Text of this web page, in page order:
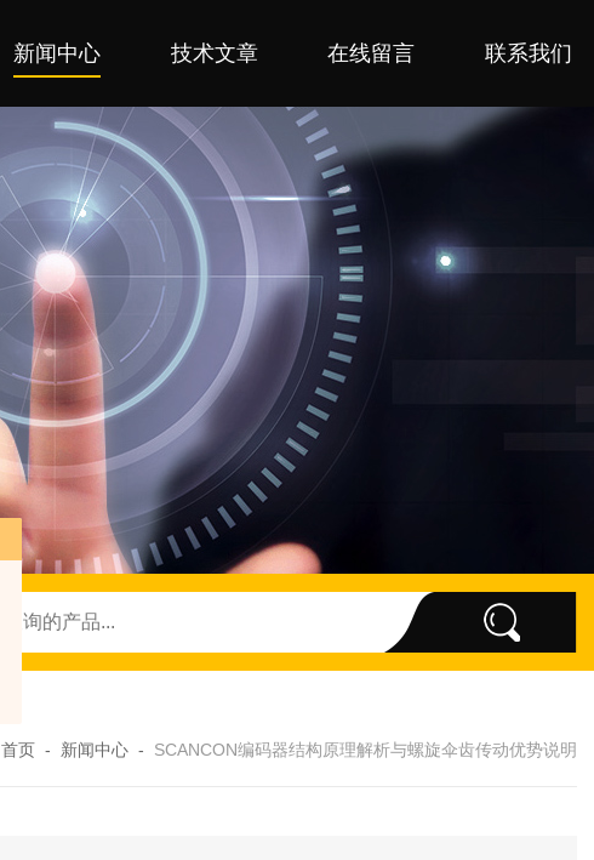
新闻中心 技术文章 在线留言 联系我们
首页 - 新闻中心 - SCANCON编码器结构原理解析与螺旋伞齿传动优势说明